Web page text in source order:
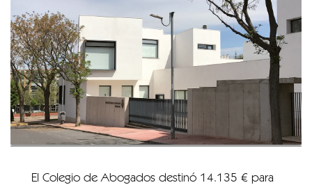
El Colegio de Abogados destinó 14.135 € para